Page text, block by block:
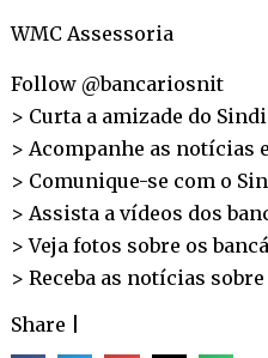
WMC Assessoria
Follow @bancariosnit
> Curta a amizade do
> Acompanhe as notícias
> Comunique-se com o
> Assista a vídeos dos
> Veja fotos sobre os
> Receba as notícias
Share